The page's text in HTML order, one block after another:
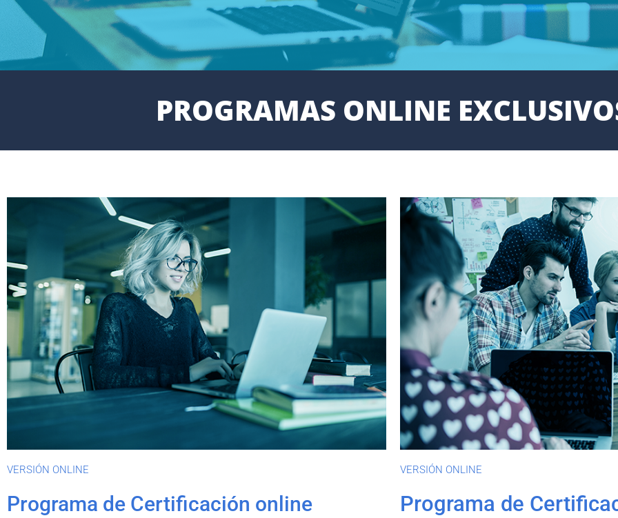
PROGRAMAS ONLINE
VERSIÓN ONLINE
Programa de Certificación online
VERSIÓN ONLINE
Programa de